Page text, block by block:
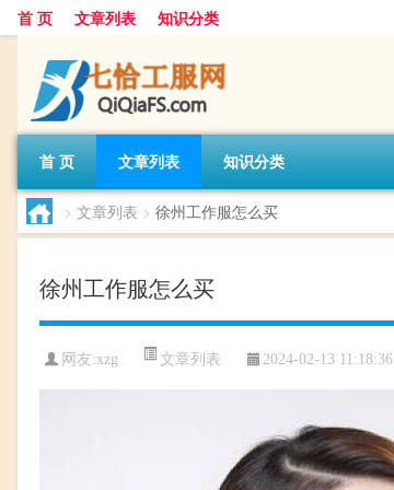
首 页 文章列表 知识分类
首 页 文章列表 知识分类
> 文章列表 > 徐州工作服怎么买
徐州工作服怎么买
网友:xzg 文章列表 2024-02-13 11:18:36